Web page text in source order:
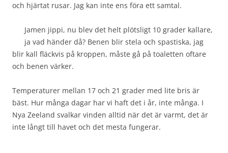
och hjärtat rusar. Jag kan inte ens föra ett samtal.
Jamen jippi, nu blev det helt plötsligt 10 grader kallare,
ja vad händer då? Benen blir stela och spastiska, jag
blir kall fläckvis på kroppen, måste gå på toaletten oftare
och benen värker.
Temperaturer mellan 17 och 21 grader med lite bris är
bäst. Hur många dagar har vi haft det i år, inte många. I
Nya Zeeland svalkar vinden alltid när det är varmt, det är
inte långt till havet och det mesta fungerar.